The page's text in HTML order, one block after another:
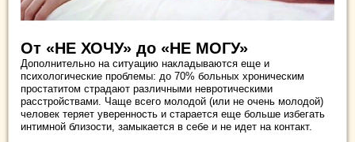
От «НЕ ХОЧУ» до «НЕ МОГУ»
Дополнительно на ситуацию накладываются еще и
психологические проблемы: до 70% больных хроническим
простатитом страдают различными невротическими
расстройствами. Чаще всего молодой (или не очень молодой)
человек теряет уверенность и старается еще больше избегать
интимной близости, замыкается в себе и не идет на контакт.